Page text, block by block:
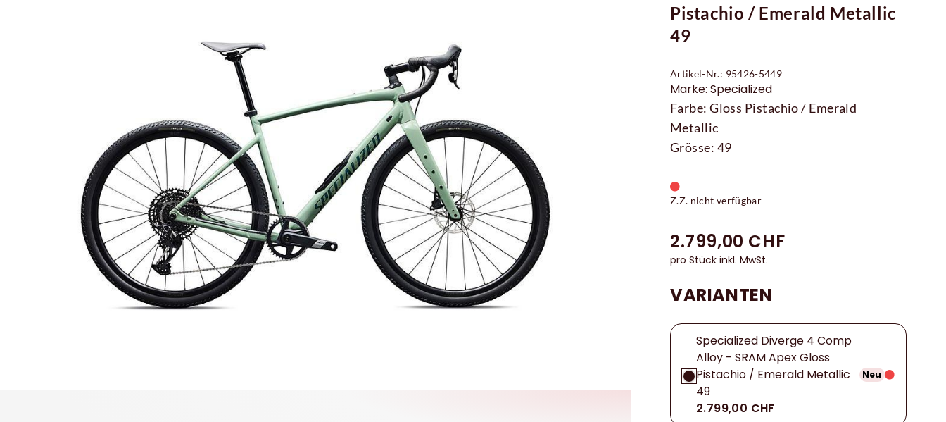
Pistachio / Emerald Metallic
49
Artikel-Nr.: 95426-5449
Marke: Specialized
Farbe: Gloss Pistachio / Emerald
Metallic
Grösse: 49
Z.Z. nicht verfügbar
2.799,00 CHF
pro Stück inkl. MwSt.
VARIANTEN
Specialized Diverge 4 Comp
Alloy - SRAM Apex Gloss
Pistachio / Emerald Metallic
49
2.799,00 CHF
Neu